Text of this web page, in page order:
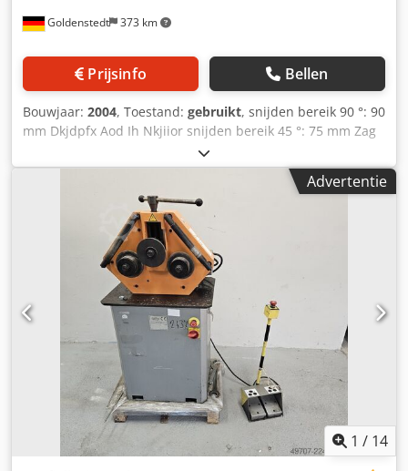
Goldenstedt 373 km
Prijsinfo Bellen
Bouwjaar: 2004, Toestand: gebruikt, snijden bereik 90 °: 90
mm Dkjdpfx Aod Ih Nkjiior snijden bereik 45 °: 75 mm Zag
blad diameter 315 mm Tabel Afmetingen 800 x 500/400
mm Blade zag 30 mm machine gewicht ab. 45 kg
Advertentie
1 / 14